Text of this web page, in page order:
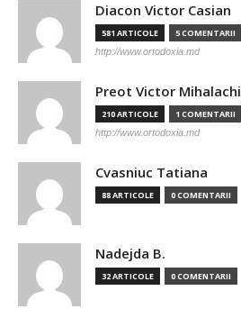
Diacon Victor Casian
581 ARTICOLE 5 COMENTARII
http://www.ortodoxia.md
Preot Victor Mihalachi
210 ARTICOLE 1 COMENTARII
http://www.ortodoxia.md
Cvasniuc Tatiana
88 ARTICOLE 0 COMENTARII
Nadejda B.
32 ARTICOLE 0 COMENTARII